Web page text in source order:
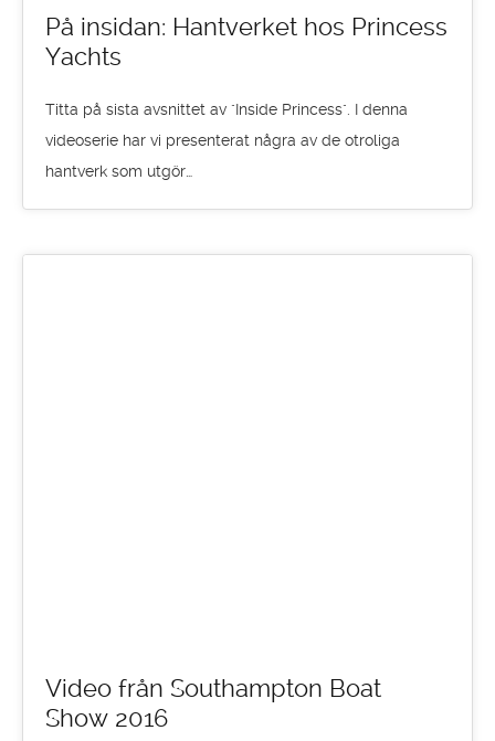
På insidan: Hantverket hos Princess
Yachts
Titta på sista avsnittet av "Inside Princess". I denna
videoserie har vi presenterat några av de otroliga
hantverk som utgör…
Video från Southampton Boat
Show 2016